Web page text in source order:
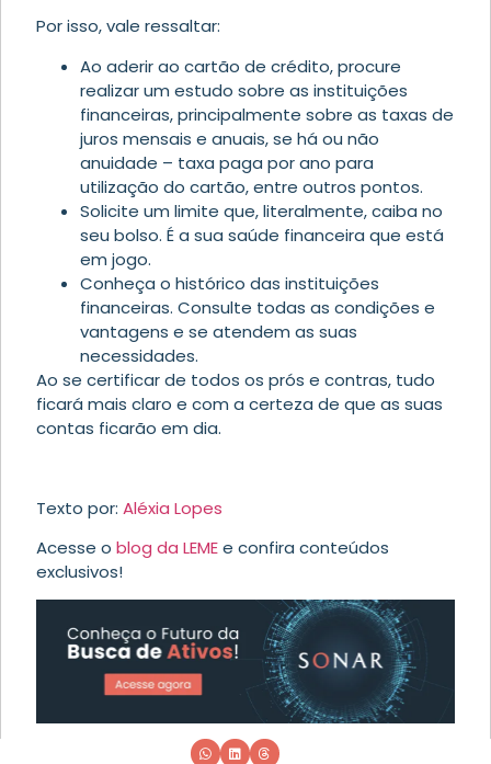
Por isso, vale ressaltar:
Ao aderir ao cartão de crédito, procure
realizar um estudo sobre as instituições
financeiras, principalmente sobre as taxas de
juros mensais e anuais, se há ou não
anuidade – taxa paga por ano para
utilização do cartão, entre outros pontos.
Solicite um limite que, literalmente, caiba no
seu bolso. É a sua saúde financeira que está
em jogo.
Conheça o histórico das instituições
financeiras. Consulte todas as condições e
vantagens e se atendem as suas
necessidades.
Ao se certificar de todos os prós e contras, tudo
ficará mais claro e com a certeza de que as suas
contas ficarão em dia.
Texto por: Aléxia Lopes
Acesse o blog da LEMEe confira conteúdos
exclusivos!